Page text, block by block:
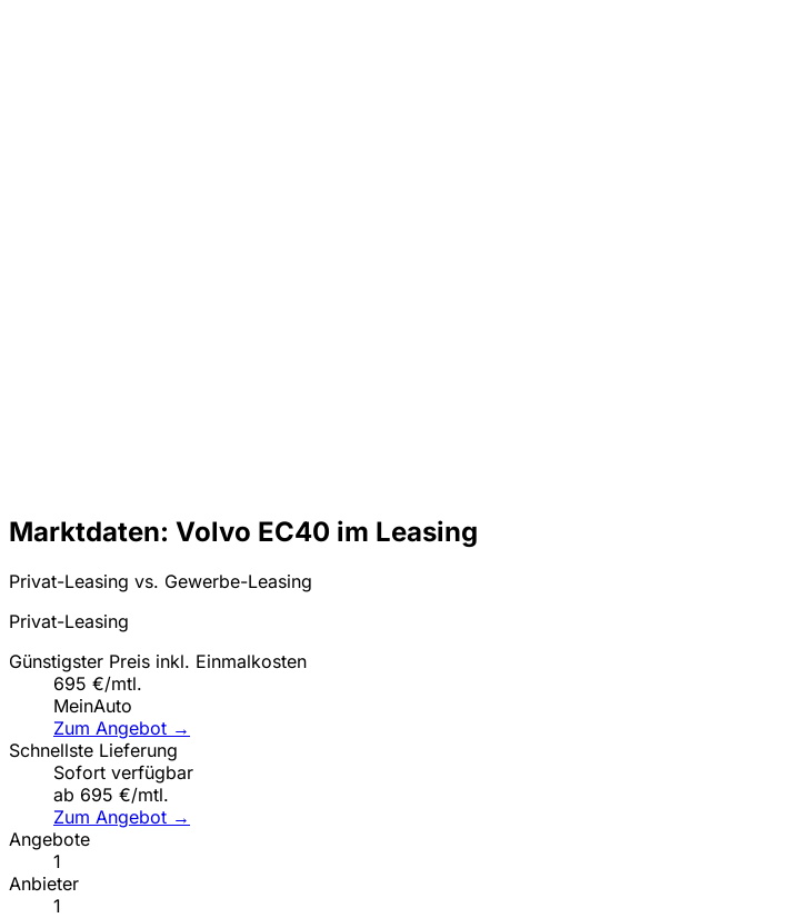
Marktdaten: Volvo EC40 im Leasing
Privat-Leasing vs. Gewerbe-Leasing
Privat-Leasing
Günstigster Preis inkl. Einmalkosten
695 €/mtl.
MeinAuto
Zum Angebot →
Schnellste Lieferung
Sofort verfügbar
ab 695 €/mtl.
Zum Angebot →
Angebote
1
Anbieter
1